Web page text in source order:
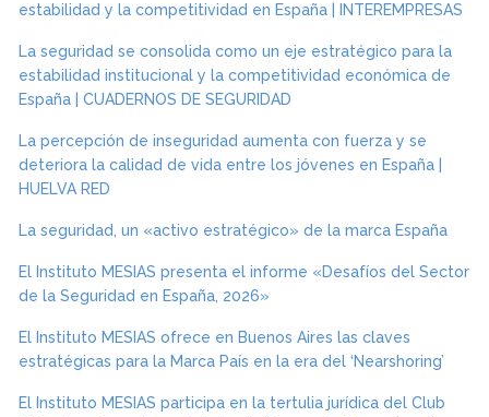
estabilidad y la competitividad en España | INTEREMPRESAS
La seguridad se consolida como un eje estratégico para la
estabilidad institucional y la competitividad económica de
España | CUADERNOS DE SEGURIDAD
La percepción de inseguridad aumenta con fuerza y se
deteriora la calidad de vida entre los jóvenes en España |
HUELVA RED
La seguridad, un «activo estratégico» de la marca España
El Instituto MESIAS presenta el informe «Desafíos del Sector
de la Seguridad en España, 2026»
El Instituto MESIAS ofrece en Buenos Aires las claves
estratégicas para la Marca País en la era del ‘Nearshoring’
El Instituto MESIAS participa en la tertulia jurídica del Club